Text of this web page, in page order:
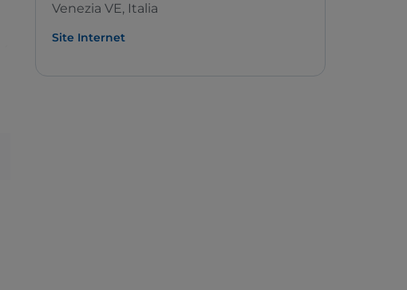
Venezia VE, Italia
Site Internet